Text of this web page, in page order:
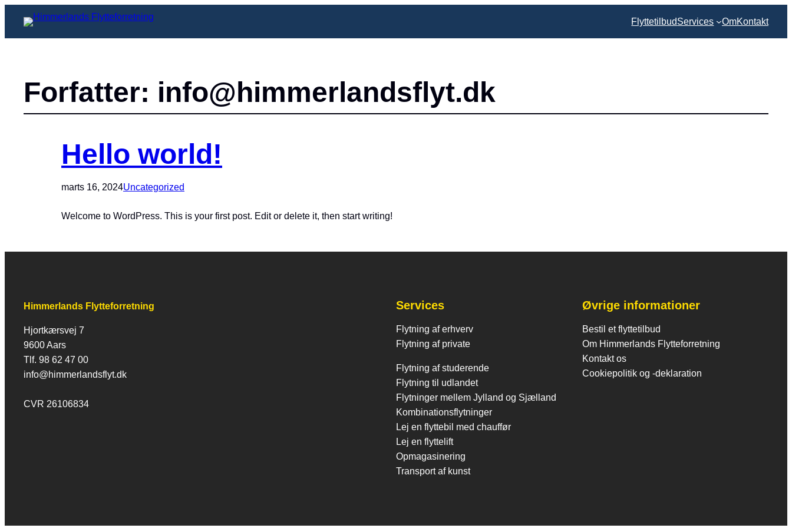
FlyttetilbudServices OmKontakt
Forfatter: info@himmerlandsflyt.dk
Hello world!
marts 16, 2024Uncategorized
Welcome to WordPress. This is your first post. Edit or delete it, then start writing!
Himmerlands Flytteforretning
Hjortkærsvej 7
9600 Aars
Tlf. 98 62 47 00
info@himmerlandsflyt.dk
CVR 26106834
Services
Flytning af erhverv
Flytning af private
Flytning af studerende
Flytning til udlandet
Flytninger mellem Jylland og Sjælland
Kombinationsflytninger
Lej en flyttebil med chauffør
Lej en flyttelift
Opmagasinering
Transport af kunst
Øvrige informationer
Bestil et flyttetilbud
Om Himmerlands Flytteforretning
Kontakt os
Cookiepolitik og -deklaration